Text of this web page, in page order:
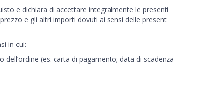
e dichiara di accettare integralmente le presenti
e gli altri importi dovuti ai sensi delle presenti
in cui:
(es. carta di pagamento; data di scadenza